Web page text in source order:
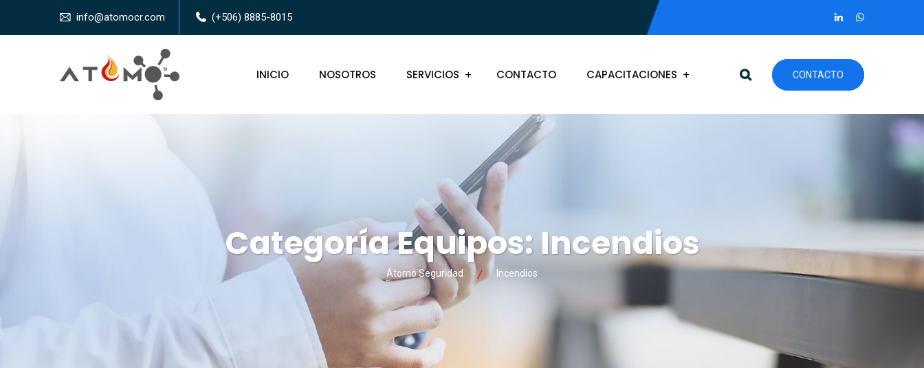
info@atomocr.com (+506) 8885-8015
INICIO NOSOTROS SERVICIOS CONTACTO CAPACITACIONES CONTACTO
Categoría Equipos:Incendios
Átomo Seguridad Incendios